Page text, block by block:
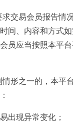
交易会员报告情
间、内容和方式
员应当按照本平
形之一的，本平
出现异常变化；